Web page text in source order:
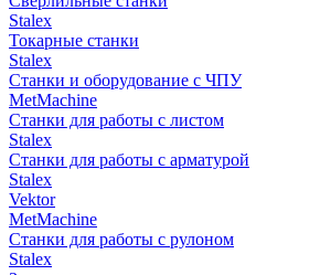
Stalex
Токарные станки
Stalex
Станки и оборудование с ЧПУ
MetMachine
Станки для работы с листом
Stalex
Станки для работы с арматурой
Stalex
Vektor
MetMachine
Станки для работы с рулоном
Stalex